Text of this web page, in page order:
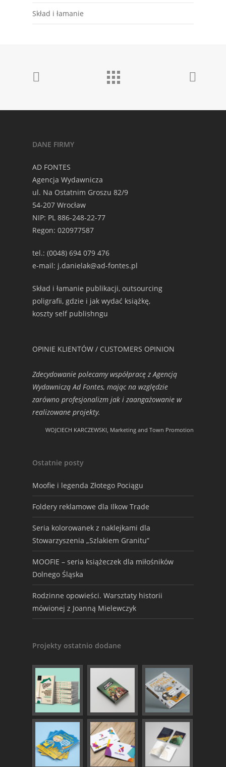
Skład i łamanie
DANE FIRMY
AD FONTES
Agencja Wydawnicza
ul. Na Ostatnim Groszu 82/9
54-207 Wrocław
NIP: PL 886-248-22-77
Regon: 020977587
tel.: (0048) 694 079 476
e-mail: j.danielak@ad-fontes.pl
Skład i łamanie publikacji, outsourcing
poligrafii, gdzie i jak wydać książkę,
koszty self publishngu
OPINIE KLIENTÓW / CUSTOMERS OPINION
Zdecydowanie polecamy współpracę z Agencją
Wydawniczą Ad Fontes, mając na względzie
zarówno profesjonalizm jak i zaangażowanie w
realizowane projekty.
WOJCIECH KARCZEWSKI, Marketing and Town Promotion
Ostatnie posty
Moofie i legenda Złotego Pociągu
Foldery reklamowe dla Ilkow Trade
Seria kolorowanek z naklejkami dla
Stowarzyszenia „Szlakiem Granitu”
MOOFIE – seria książeczek dla miłośników
Dolnego Śląska
Rodzinne opowieści. Warsztaty historii
mówionej z Joanną Mielewczyk
Projekty ostatnio dodane